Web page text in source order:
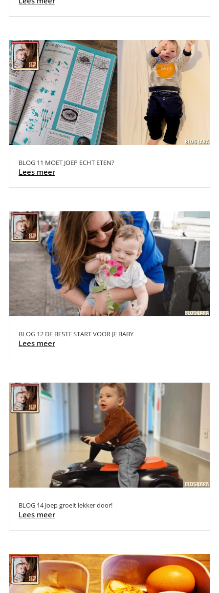
BLOG 11 MOET JOEP ECHT ETEN?
Lees meer
BLOG 12 DE BESTE START VOOR JE BABY
Lees meer
BLOG 14 Joep groeit lekker door!
Lees meer